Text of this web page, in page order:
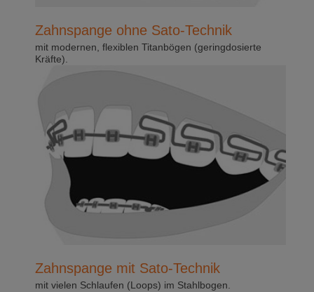
Zahnspange ohne Sato-Technik
mit modernen, flexiblen Titanbögen (geringdosierte
Kräfte).
Zahnspange mit Sato-Technik
mit vielen Schlaufen (Loops) im Stahlbogen.